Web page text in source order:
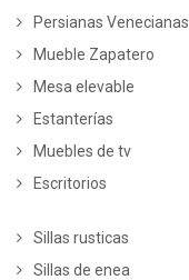
Persianas Venecianas
Mueble Zapatero
Mesa elevable
Estanterías
Muebles de tv
Escritorios
Sillas rusticas
Sillas de enea